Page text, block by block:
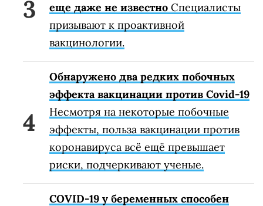
еще даже не известно Специалисты
призывают к проактивной
вакцинологии.
Обнаружено два редких побочных
эффекта вакцинации против Covid-19
Несмотря на некоторые побочные
эффекты, польза вакцинации против
коронавируса всё ещё превышает
риски, подчеркивают ученые.
COVID-19 у беременных способен